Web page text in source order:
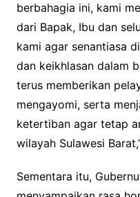
berbahagia ini, kami
dari Bapak, Ibu dan
kami agar senantiasa
dan keikhlasan dalam
terus memberikan
mengayomi, serta
ketertiban agar tetap
wilayah Sulawesi
Sementara itu,